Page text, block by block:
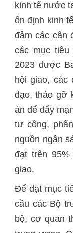
kinh tế nước
ổn định kinh
đảm các cân
các mục
2023 được
hội giao, các
đạo, tháo gỡ
án để đẩy
tư công,
nguồn ngân
đạt trên
giao.
Để đạt mục
cầu các Bộ
bộ, cơ quan